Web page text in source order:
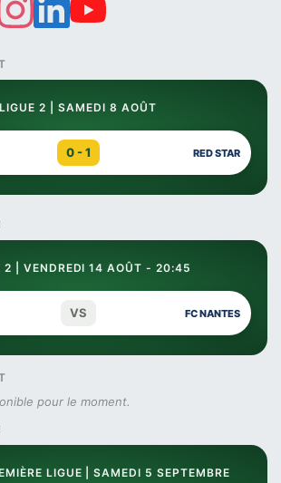
LIGUE 2 | SAMEDI 8 AOÛT
0 - 1 RED STAR
2 | VENDREDI 14 AOÛT - 20:45
VS FC NANTES
pour le moment.
LIGUE | SAMEDI 5 SEPTEMBRE